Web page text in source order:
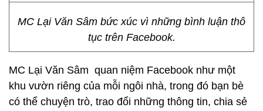
MC Lại Văn Sâm bức xúc vì những bình luận thô
tục trên Facebook.
MC Lại Văn Sâm quan niệm Facebook như một
khu vườn riêng của mỗi ngôi nhà, trong đó bạn bè
có thể chuyện trò, trao đổi những thông tin, chia sẻ